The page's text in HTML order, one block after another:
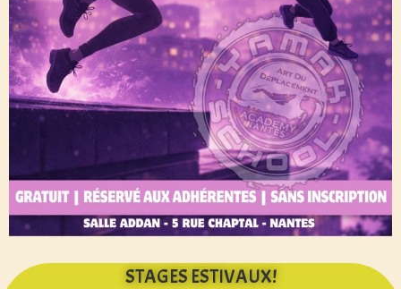
STAGES ESTIVAUX!